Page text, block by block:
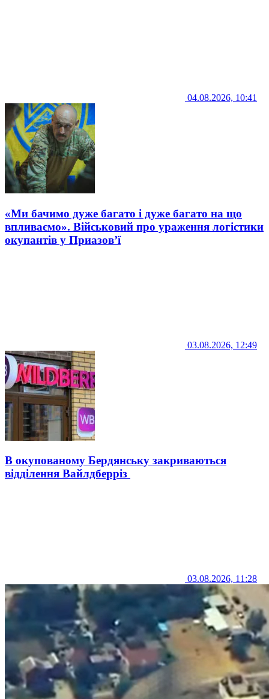
04.08.2026, 10:41
«Ми бачимо дуже багато і дуже багато на що
впливаємо». Військовий про ураження логістики
окупантів у Приазов’ї
03.08.2026, 12:49
В окупованому Бердянську закриваються
відділення Вайлдберріз
03.08.2026, 11:28